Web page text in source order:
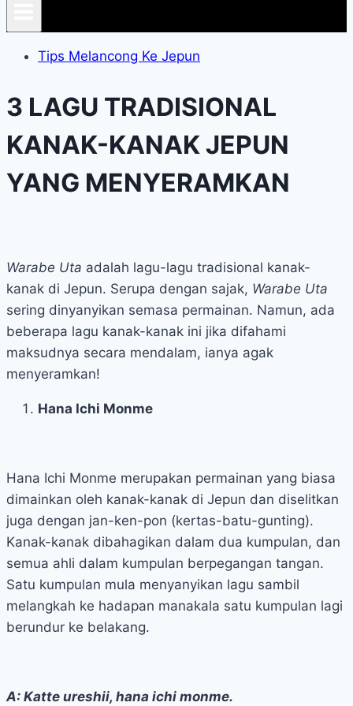
Tips Melancong Ke Jepun
3 LAGU TRADISIONAL
KANAK-KANAK JEPUN
YANG MENYERAMKAN
Warabe Uta adalah lagu-lagu tradisional kanak-
kanak di Jepun. Serupa dengan sajak, Warabe Uta
sering dinyanyikan semasa permainan. Namun, ada
beberapa lagu kanak-kanak ini jika difahami
maksudnya secara mendalam, ianya agak
menyeramkan!
Hana Ichi Monme
Hana Ichi Monme merupakan permainan yang biasa
dimainkan oleh kanak-kanak di Jepun dan diselitkan
juga dengan jan-ken-pon (kertas-batu-gunting).
Kanak-kanak dibahagikan dalam dua kumpulan, dan
semua ahli dalam kumpulan berpegangan tangan.
Satu kumpulan mula menyanyikan lagu sambil
melangkah ke hadapan manakala satu kumpulan lagi
berundur ke belakang.
A: Katte ureshii, hana ichi monme.